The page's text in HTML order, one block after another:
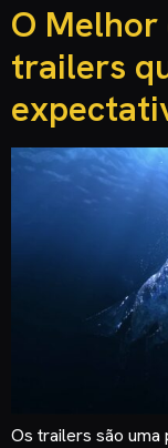
O Melhor
trailers
Os trailers são uma